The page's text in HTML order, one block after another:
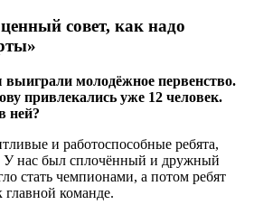
совет, как надо
молодёжное первенство.
привлекались уже 12 человек.
ней?
и работоспособные ребята,
У нас был сплочённый и дружный
стать чемпионами, а потом ребят
главной команде.